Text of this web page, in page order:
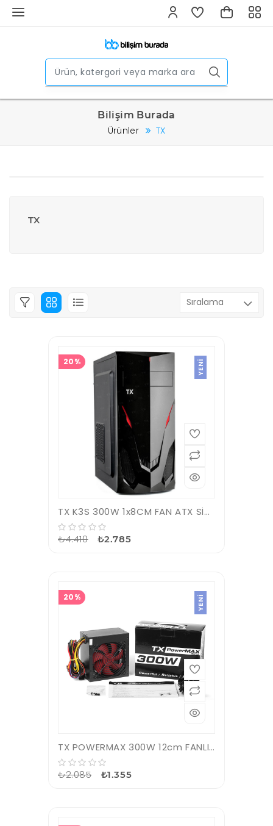
Bilişim Burada
Ürünler TX
TX
20% YENI
TX K3S 300W 1x8CM FAN ATX SİYAH KASA TXCHK3SP300
₺4.410 ₺2.785
20% YENI
TX POWERMAX 300W 12cm FANLI POWER SUPPLY TXPSU300S1
₺2.085 ₺1.355